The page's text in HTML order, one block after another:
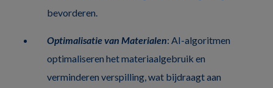
bevorderen.
Optimalisatie van Materialen: AI-algoritmen
optimaliseren het materiaalgebruik en
verminderen verspilling, wat bijdraagt aan